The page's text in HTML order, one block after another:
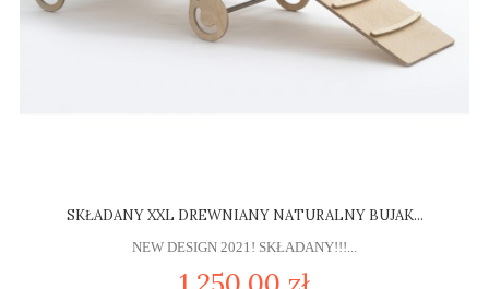
SKŁADANY XXL DREWNIANY NATURALNY BUJAK...
NEW DESIGN 2021! SKŁADANY!!!...